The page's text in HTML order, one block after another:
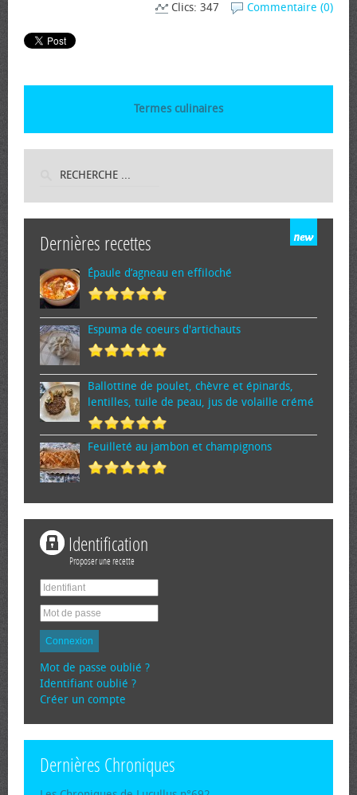
Commentaire (0)
Clics: 347
Termes culinaires
Dernières recettes
Épaule d’agneau en effiloché
Espuma de cœurs d'artichauts
Ballottine de poulet, chèvre et épinards,
lentilles, tuile de peau, jus de volaille crémé
Feuilleté au jambon et champignons
Identification
Proposer une recette
Connexion
Mot de passe oublié ?
Identifiant oublié ?
Créer un compte
Dernières Chroniques